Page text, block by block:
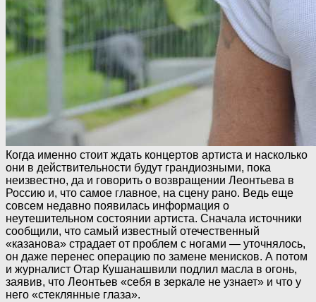
Когда именно стоит ждать концертов артиста и насколько
они в действительности будут грандиозными, пока
неизвестно, да и говорить о возвращении Леонтьева в
Россию и, что самое главное, на сцену рано. Ведь еще
совсем недавно появилась информация о
неутешительном состоянии артиста. Сначала источники
сообщили, что самый известный отечественный
«казанова» страдает от проблем с ногами — уточнялось,
он даже перенес операцию по замене менисков. А потом
и журналист Отар Кушанашвили подлил масла в огонь,
заявив, что Леонтьев «себя в зеркале не узнает» и что у
него «стеклянные глаза».